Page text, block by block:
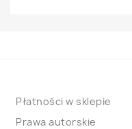
Płatności w sklepie
Prawa autorskie